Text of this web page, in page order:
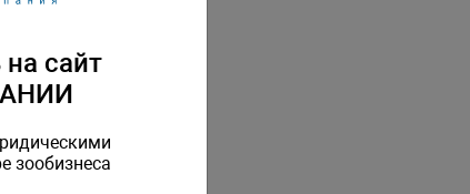
сайт
зообизнеса